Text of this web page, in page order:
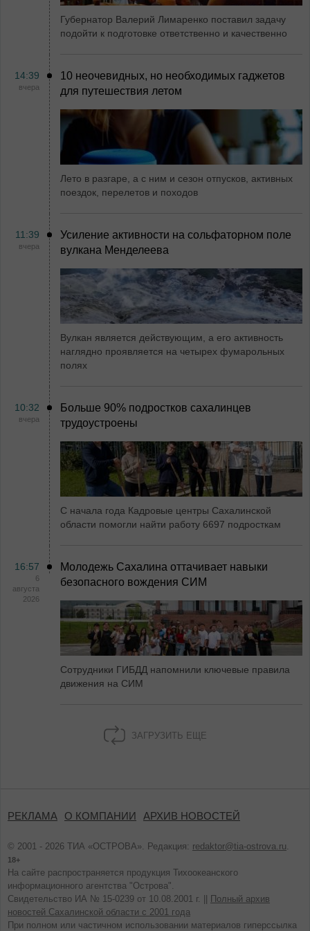
Губернатор Валерий Лимаренко поставил задачу
подойти к подготовке ответственно и качественно
14:39
вчера
10 неочевидных, но необходимых гаджетов
для путешествия летом
Лето в разгаре, а с ним и сезон отпусков, активных
поездок, перелетов и походов
11:39
вчера
Усиление активности на сольфаторном поле
вулкана Менделеева
Вулкан является действующим, а его активность
наглядно проявляется на четырех фумарольных
полях
10:32
вчера
Больше 90% подростков сахалинцев
трудоустроены
С начала года Кадровые центры Сахалинской
области помогли найти работу 6697 подросткам
16:57
6
августа
2026
Молодежь Сахалина оттачивает навыки
безопасного вождения СИМ
Сотрудники ГИБДД напомнили ключевые правила
движения на СИМ
ЗАГРУЗИТЬ ЕЩЕ
РЕКЛАМА О КОМПАНИИ АРХИВ НОВОСТЕЙ
© 2001 - 2026 ТИА «ОСТРОВА». Редакция: redaktor@tia-ostrova.ru.
18+
На сайте распространяется продукция Тихоокеанского
информационного агентства "Острова".
Свидетельство ИА № 15-0239 от 10.08.2001 г. ||
Полный архив
новостей Сахалинской области с 2001 года
При полном или частичном использовании материалов гиперссылка